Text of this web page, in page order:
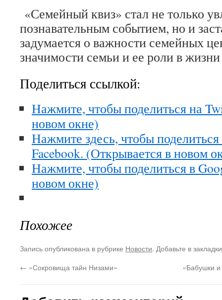
«Семейный квиз» стал не только
познавательным событием, но и
задумается о важности семейных
значимости семьи и ее роли в
Поделиться ссылкой:
Нажмите, чтобы поделиться на
новом окне)
Нажмите здесь, чтобы
Facebook. (Открывается в новом
Нажмите, чтобы поделиться в
новом окне)
Похожее
Запись опубликована в рубрике Новости. Добавьте в
← «Сокровища тайн Низами» «Бабушки